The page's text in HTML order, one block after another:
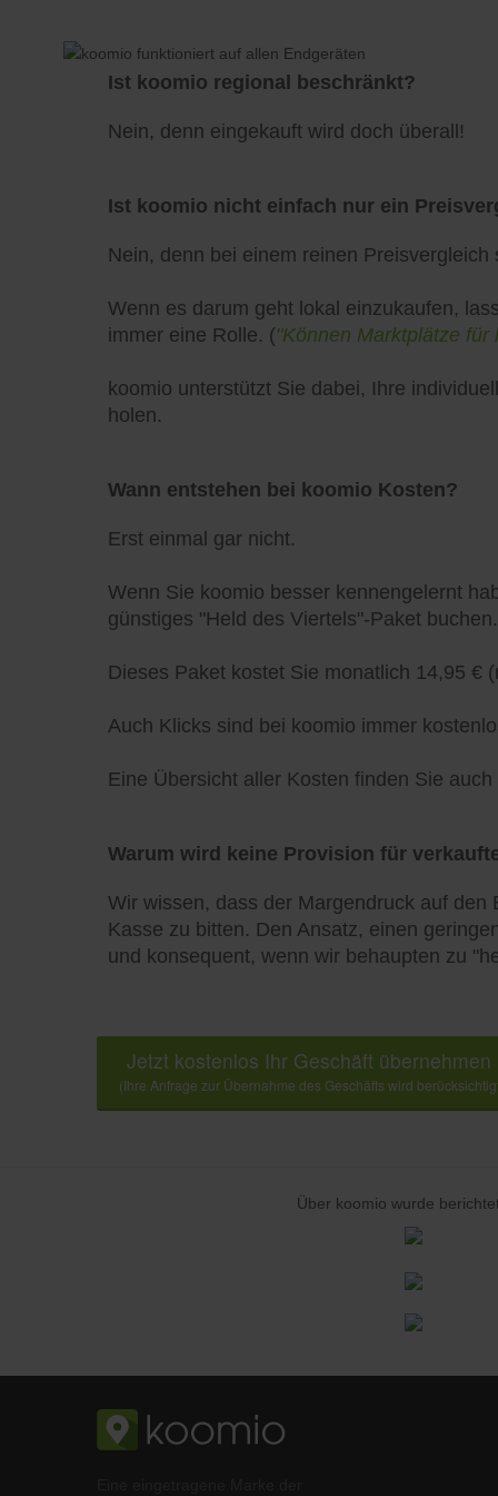
Ist koomio regional beschränkt?
Nein, denn eingekauft wird doch überall!
Ist koomio nicht einfach nur ein
Nein, denn bei einem reinen
Wenn es darum geht lokal einzukaufen,
immer eine Rolle. ("Können Marktplätze
koomio unterstützt Sie dabei, Ihre
holen.
Wann entstehen bei koomio Kosten?
Erst einmal gar nicht.
Wenn Sie koomio besser kennengelernt
günstiges "Held des Viertels"-Paket buchen.
Dieses Paket kostet Sie monatlich 14,95 €
Auch Klicks sind bei koomio immer
Eine Übersicht aller Kosten finden Sie
Warum wird keine Provision für
Wir wissen, dass der Margendruck auf
Kasse zu bitten. Den Ansatz, einen
und konsequent, wenn wir behaupten zu
Jetzt kostenlos Ihr Geschäft übernehmen
(Ihre Anfrage zur Übernahme des Geschäfts wird
Über koomio wurde